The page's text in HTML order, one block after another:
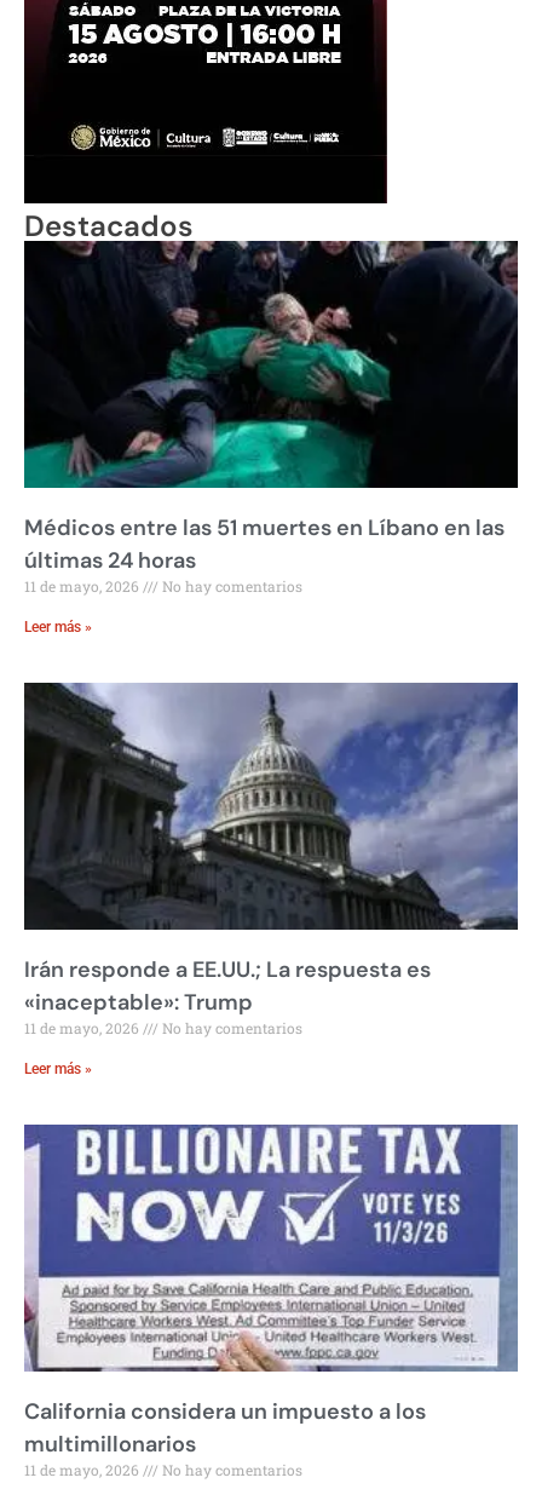
Destacados
Médicos entre las 51 muertes en Líbano en las
últimas 24 horas
11 de mayo, 2026 No hay comentarios
Leer más »
Irán responde a EE.UU.; La respuesta es
«inaceptable»: Trump
11 de mayo, 2026 No hay comentarios
Leer más »
California considera un impuesto a los
multimillonarios
11 de mayo, 2026 No hay comentarios